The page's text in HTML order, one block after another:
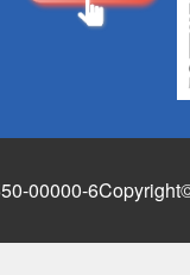
00000-6